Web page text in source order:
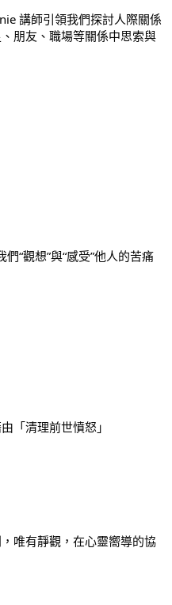
講師引領我們探討人際關係
朋友、職場等關係中思索與
“觀想”與“感受”他人的苦痛
「清理前世憤怒」
唯有靜觀，在心靈嚮導的協